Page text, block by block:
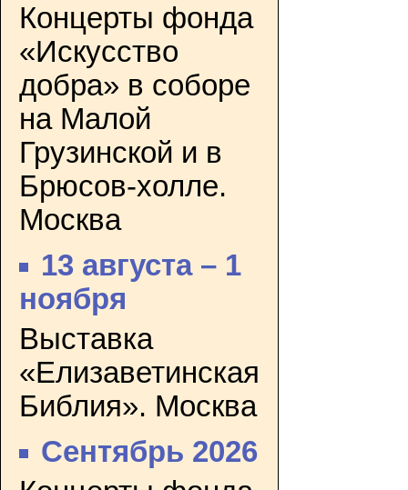
Концерты фонда
«Искусство
добра» в соборе
на Малой
Грузинской и в
Брюсов-холле.
Москва
13 августа – 1
ноября
Выставка
«Елизаветинская
Библия». Москва
Сентябрь 2026